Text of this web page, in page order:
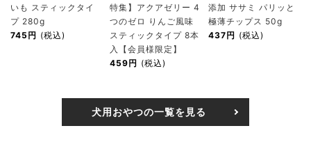
いも スティックタイ
プ 280g
745円 (税込)
特集】アクアゼリー 4
つのゼロ りんご風味
スティックタイプ 8本
入【会員様限定】
459円 (税込)
添加 ササミ パリッと
極薄チップス 50g
437円 (税込)
犬用おやつの一覧を見る